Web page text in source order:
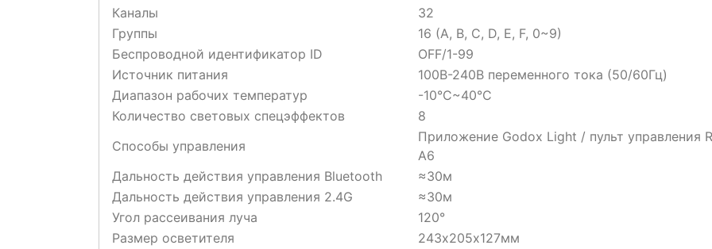
Каналы
32
Группы
16 (A, B, C, D, E, F, 0~9)
Беспроводной идентификатор ID
OFF/1-99
Источник питания
100В-240В переменного тока (50/60Гц)
Диапазон рабочих температур
-10°C~40°C
Количество световых спецэффектов
8
Способы управления
Приложение Godox Light / пульт управления
A6
Дальность действия управления Bluetooth
≈30м
Дальность действия управления 2.4G
≈30м
Угол рассеивания луча
120°
Размер осветителя
243х205х127мм